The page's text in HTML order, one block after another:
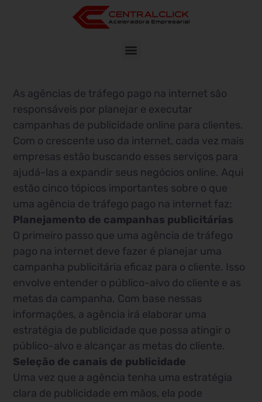
As agências de tráfego pago na internet são
responsáveis ​​por planejar e executar
campanhas de publicidade online para clientes.
Com o crescente uso da internet, cada vez mais
empresas estão buscando esses serviços para
ajudá-las a expandir seus negócios online. Aqui
estão cinco tópicos importantes sobre o que
uma agência de tráfego pago na internet faz:
Planejamento de campanhas publicitárias
O primeiro passo que uma agência de tráfego
pago na internet deve fazer é planejar uma
campanha publicitária eficaz para o cliente. Isso
envolve entender o público-alvo do cliente e as
metas da campanha. Com base nessas
informações, a agência irá elaborar uma
estratégia de publicidade que possa atingir o
público-alvo e alcançar as metas do cliente.
Seleção de canais de publicidade
Uma vez que a agência tenha uma estratégia
clara de publicidade em mãos, ela pode